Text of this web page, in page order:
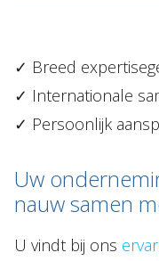
✓ Breed
✓ Internationale
✓ Persoonlijk
Uw
nauw samen
U vindt bij ons